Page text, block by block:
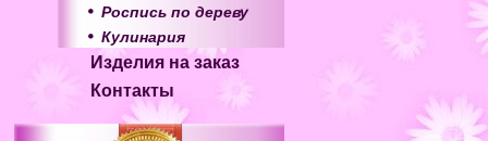
Роспись по дереву
Кулинария
Изделия на заказ
Контакты